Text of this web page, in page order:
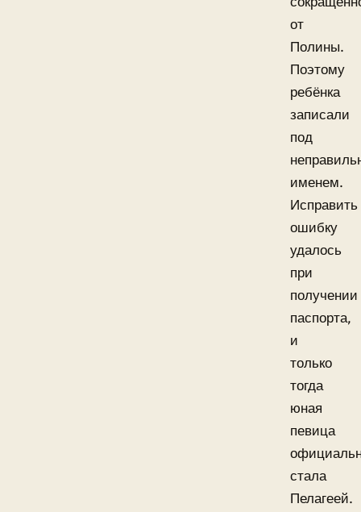
от
Полины.
Поэтому
ребёнка
записали
под
именем.
Исправить
ошибку
удалось
при
получении
паспорта,
и
только
тогда
юная
певица
стала
Пелагеей.